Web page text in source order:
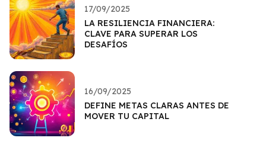
17/09/2025
LA RESILIENCIA FINANCIERA:
CLAVE PARA SUPERAR LOS
DESAFÍOS
16/09/2025
DEFINE METAS CLARAS ANTES DE
MOVER TU CAPITAL